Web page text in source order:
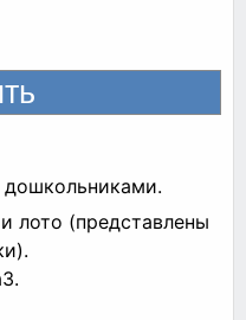
лото (представлены